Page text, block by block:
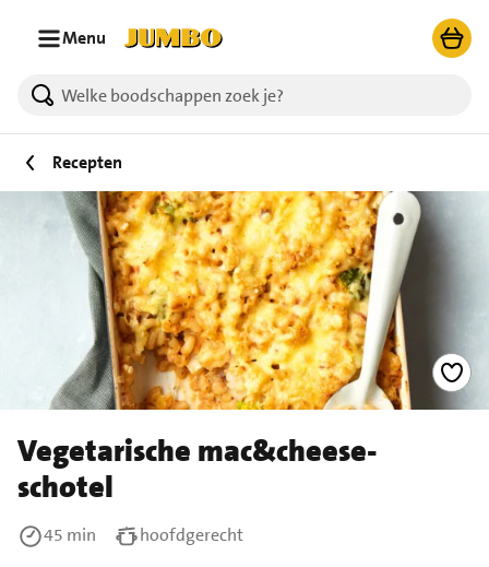
Menu
Recepten
Vegetarische mac&cheese-
schotel
45 min
hoofdgerecht